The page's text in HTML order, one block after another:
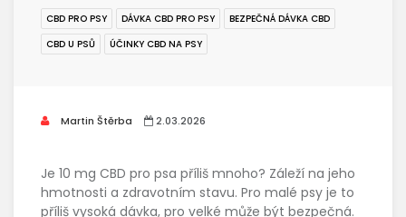
CBD PRO PSY DÁVKA CBD PRO PSY
BEZPEČNÁ DÁVKA CBD
CBD U PSŮ
ÚČINKY CBD NA PSY
Martin Štěrba 2.03.2026
Je 10 mg CBD pro psa příliš mnoho? Záleží na jeho
hmotnosti a zdravotním stavu. Pro malé psy je to
příliš vysoká dávka, pro velké může být bezpečná.